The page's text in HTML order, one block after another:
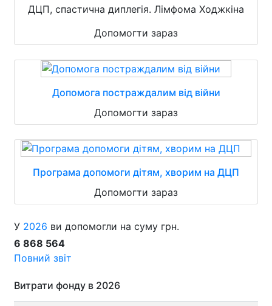
ДЦП, спастична диплегія. Лімфома Ходжкіна
Допомогти зараз
Допомога постраждалим від війни
Допомогти зараз
Програма допомоги дітям, хворим на ДЦП
Допомогти зараз
У 2026 ви допомогли на суму грн.
6 868 564
Повний звіт
Витрати фонду в 2026